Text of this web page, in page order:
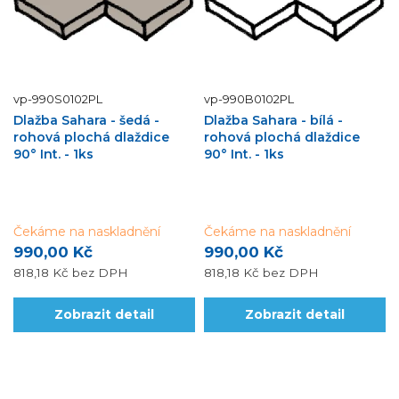
vp-990S0102PL
Dlažba Sahara - šedá -
rohová plochá dlaždice
90° Int. - 1ks
990,00 Kč
818,18 Kč bez DPH
Čekáme na naskladnění
Zobrazit detail
vp-990B0102PL
Dlažba Sahara - bílá -
rohová plochá dlaždice
90° Int. - 1ks
990,00 Kč
818,18 Kč bez DPH
Čekáme na naskladnění
Zobrazit detail